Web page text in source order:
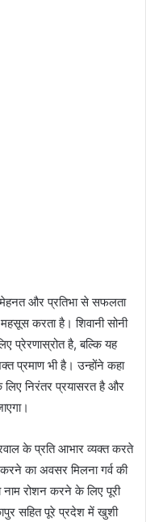
मेहनत और प्रतिभा से सफलता
करता है। शिवानी सोनी
प्रेरणास्रोत है, बल्कि यह
प्रमाण भी है। उन्होंने कहा
निरंतर प्रयासरत है और
के प्रति आभार व्यक्त करते
का अवसर मिलना गर्व की
रोशन करने के लिए पूरी
सहित पूरे प्रदेश में खुशी